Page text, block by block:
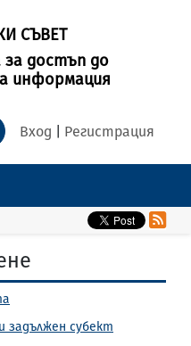
СЪВЕТ
достъп до
информация
Вход Регистрация
задължен субект